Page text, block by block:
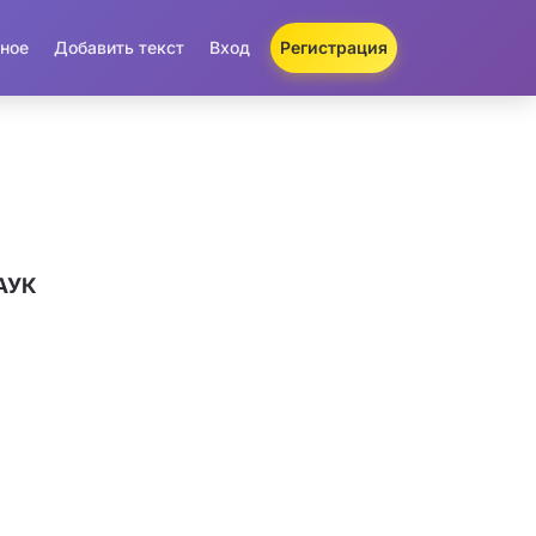
Добавить текст Вход Регистрация